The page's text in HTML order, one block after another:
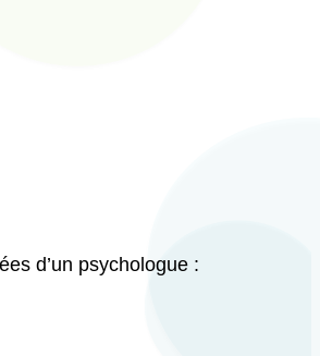
d’un psychologue :